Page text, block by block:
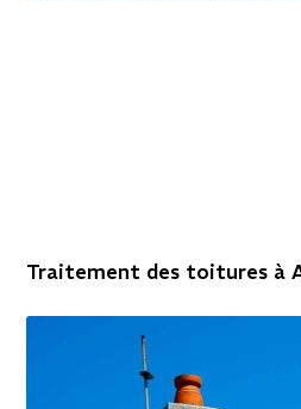
Traitement des toitures à